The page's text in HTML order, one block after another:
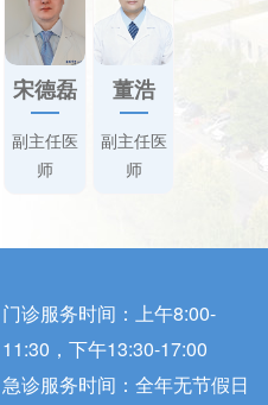
宋德磊
副主任医
师
董浩
副主任医
师
门诊服务时间：上午8:00-
11:30，下午13:30-17:00
急诊服务时间：全年无节假日